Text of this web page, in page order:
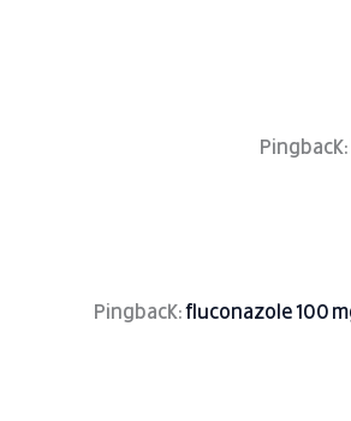
Pingback:
Pingback:fluconazole 100